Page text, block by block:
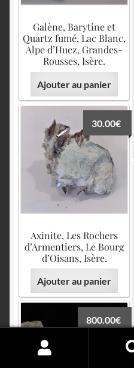
Galène, Barytine et
Quartz fumé, Lac Blanc,
Alpe d’Huez, Grandes-
Rousses, Isère.
Ajouter au panier
Axinite, Les Rochers
d’Armentiers, Le Bourg
d’Oisans, Isère.
30.00€
Ajouter au panier
800.00€